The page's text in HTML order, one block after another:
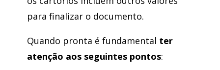
para finalizar o documento.
Quando pronta é fundamental ter
atenção aos seguintes pontos: